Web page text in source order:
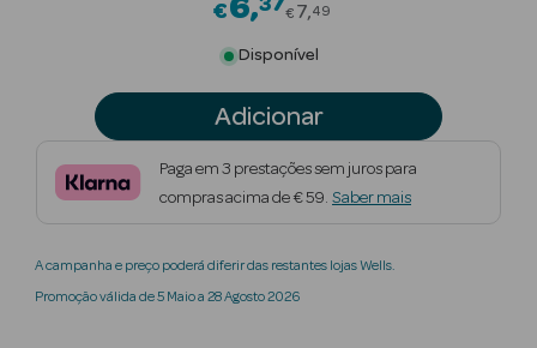
Beauty Season
Nutricosmética
Perfumes
€6 37Price reduced from
€ 7 49
Disponível
Adicionar
Paga em 3 prestações sem juros para
compras acima de € 59. Saber mais
A campanha e preço poderá diferir das restantes lojas Wells.
Promoção válida de 5 Maio a 28 Agosto 2026